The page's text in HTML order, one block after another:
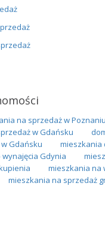
na sprzedaż w Poznaniu
w Gdańsku
Gdańsku
mieszkania
Gdynia
mieszkania na
mieszkania na sprzedaż